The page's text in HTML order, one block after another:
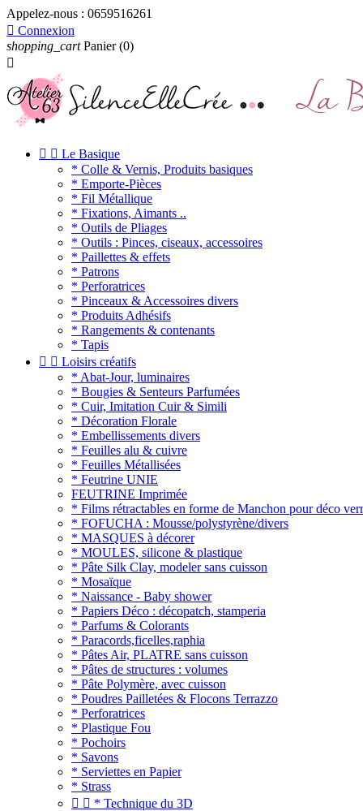
Appelez-nous : 0659516261
 Connexion
shopping_cart Panier (0)

  Le Basique
* Colle & Vernis, Produits basiques
* Emporte-Pièces
* Fil Métallique
* Fixations, Aimants ..
* Outils de Pliages
* Outils : Pinces, ciseaux, accessoires
* Paillettes & effets
* Patrons
* Perforatrices
* Pinceaux & Accessoires divers
* Produits Adhésifs
* Rangements & contenants
* Tapis
  Loisirs créatifs
* Abat-Jour, luminaires
* Bougies & Senteurs Parfumées
* Cuir, Imitation Cuir & Simili
* Décoration Florale
* Embellissements divers
* Feuilles alu & cuivre
* Feuilles Métallisées
* Feutrine UNIE
FEUTRINE Imprimée
* Films rétractables en forme de Manchon pour déco
* FOFUCHA : Mousse/polystyrène/divers
* MASQUES à décorer
* MOULES, silicone & plastique
* Pâte Silk Clay, modeler sans cuisson
* Mosaïque
* Naissance - Baby shower
* Papiers Déco : décopatch, stamperia
* Parfums & Colorants
* Paracords,ficelles,raphia
* Pâtes Air, PLATRE sans cuisson
* Pâtes de structures : volumes
* Pâte Polymère, avec cuisson
* Poudres Pailletées & Flocons Terrazzo
* Perforatrices
* Plastique Fou
* Pochoirs
* Savons
* Serviettes en Papier
* Strass
  * Technique du 3D